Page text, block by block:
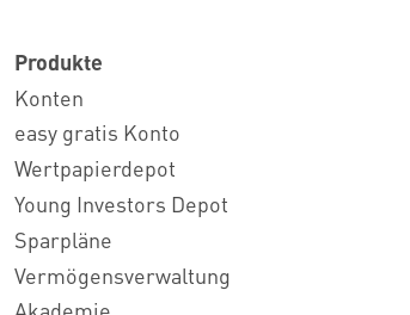
Produkte
Konten
easy gratis Konto
Wertpapierdepot
Young Investors Depot
Sparpläne
Vermögensverwaltung